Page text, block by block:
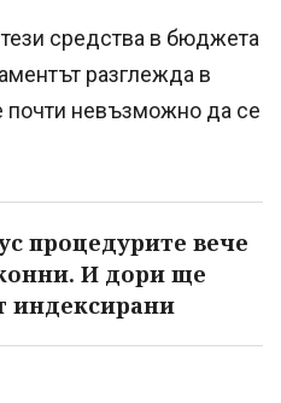
средства в бюджета
разглежда в
почти невъзможно да се
процедурите вече
И дори ще
индексирани